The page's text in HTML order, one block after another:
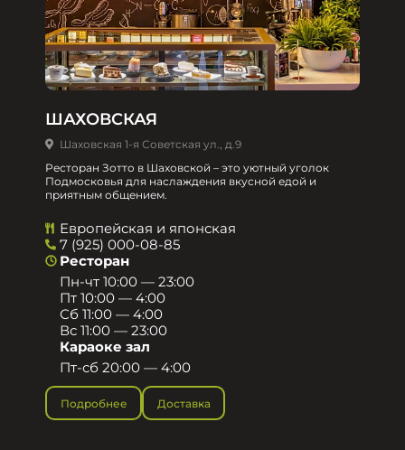
ШАХОВСКАЯ
Шаховская 1-я Советская ул., д.9
Ресторан Зотто в Шаховской – это уютный уголок
Подмосковья для наслаждения вкусной едой и
приятным общением.​
Европейская и японская
7 (925) 000-08-85
Ресторан
Пн-чт 10:00 — 23:00
Пт 10:00 — 4:00
Сб 11:00 — 4:00
Вс 11:00 — 23:00
Караоке зал
Пт-сб 20:00 — 4:00
Подробнее Доставка